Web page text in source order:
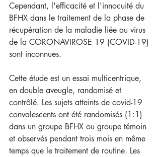
Cependant, l'efficacité et l'innocuité du
BFHX dans le traitement de la phase de
récupération de la maladie liée au virus
de la CORONAVIROSE 19 (COVID-19)
sont inconnues.
Cette étude est un essai multicentrique,
en double aveugle, randomisé et
contrôlé. Les sujets atteints de covid-19
convalescents ont été randomisés (1:1)
dans un groupe BFHX ou groupe témoin
et observés pendant trois mois en même
temps que le traitement de routine. Les